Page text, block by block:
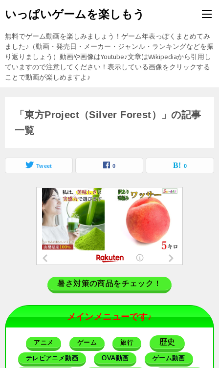
いっぱいゲームを楽しもう
無料でゲーム動画を楽しみましょう！ゲーム年表っぽくまとめてみ
ました♪（動画・発売日・メーカー・ジャンル・ランキングなどを振
り返りましょう）動画や画像はYoutube♪文章はWikipediaから引用し
ていますので注意してください！表示している画像をクリックする
ことで動画が楽しめますよ♪
「東方Project（Silver Forest）」の記事
一覧
Tweet 0 0
暑さ対策の商品をチェック！
メインメニューです♪
アニメ ゲーム 旅行 歴史
テレビアニメ動画 OVA動画 ゲーム動画